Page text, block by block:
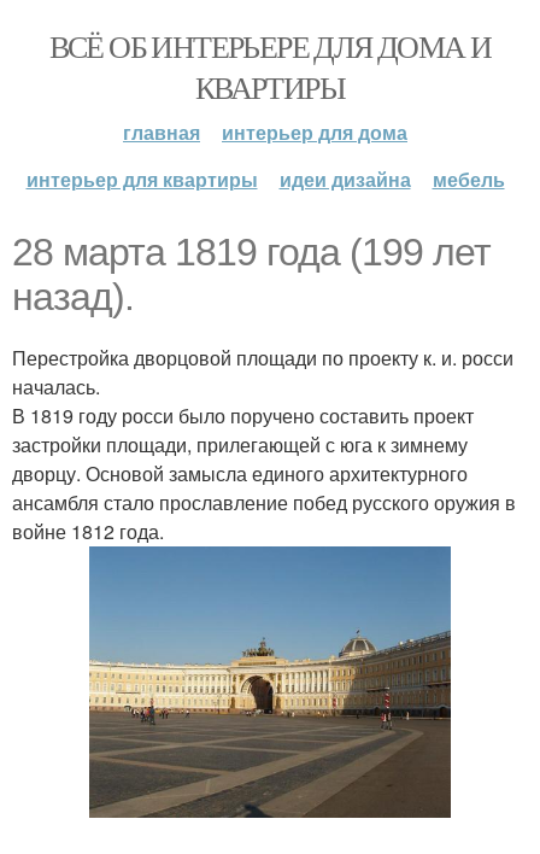
ВСЁ ОБ ИНТЕРЬЕРЕ ДЛЯ ДОМА И
КВАРТИРЫ
главная
интерьер для дома
интерьер для квартиры
идеи дизайна мебель
28 марта 1819 года (199 лет
назад).
Перестройка дворцовой площади по проекту к. и. росси
началась.
В 1819 году росси было поручено составить проект
застройки площади, прилегающей с юга к зимнему
дворцу. Основой замысла единого архитектурного
ансамбля стало прославление побед русского оружия в
войне 1812 года.